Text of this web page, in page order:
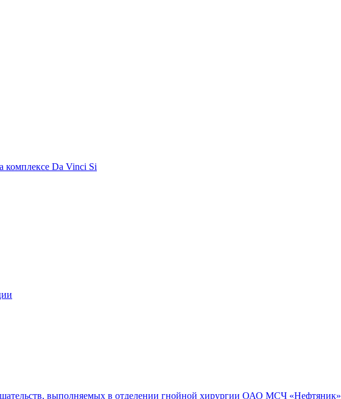
комплексе Da Vinci Si
выполняемых в отделении гнойной хирургии ОАО МСЧ «Нефтяник»